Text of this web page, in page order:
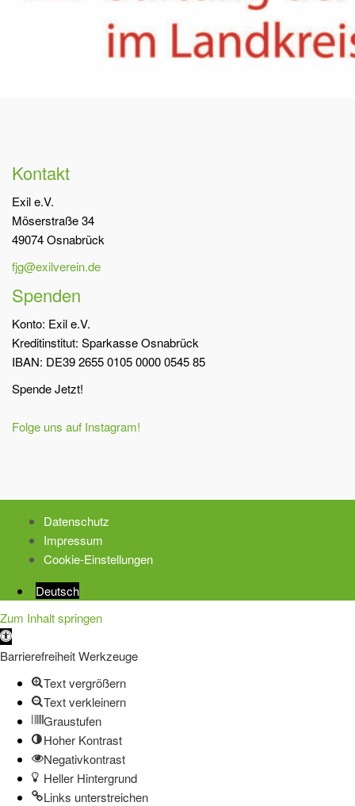
Kontakt
Exil e.V.
Möserstraße 34
49074 Osnabrück
fjg@exilverein.de
Spenden
Konto: Exil e.V.
Kreditinstitut: Sparkasse Osnabrück
IBAN: DE39 2655 0105 0000 0545 85
Spende Jetzt!
Folge uns auf Instagram!
Datenschutz
Impressum
Cookie-Einstellungen
Deutsch
Zum Inhalt springen
Werkzeugleiste
öffnen
Barrierefreiheit Werkzeuge
Text vergrößern
Text verkleinern
Graustufen
Hoher Kontrast
Negativkontrast
Heller Hintergrund
Links unterstreichen